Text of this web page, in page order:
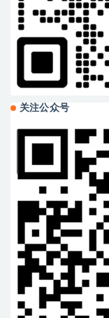
关注公众号